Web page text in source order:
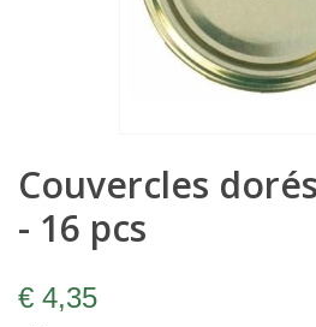
Couvercles
- 16 pcs
€ 4,35